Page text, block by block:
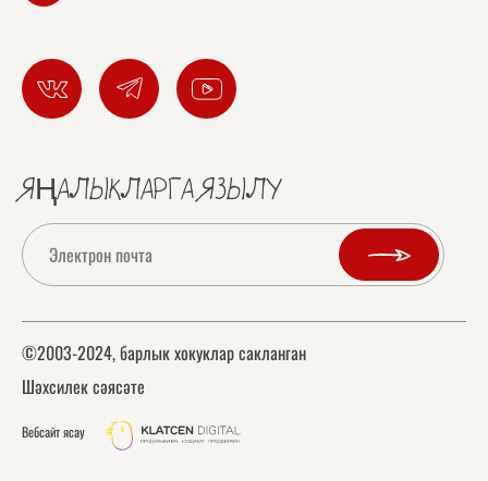
ЯҢАЛЫКЛАРГА ЯЗЫЛУ
©2003-2024, барлык хокуклар сакланган
Шәхсилек сәясәте
Вебсайт ясау